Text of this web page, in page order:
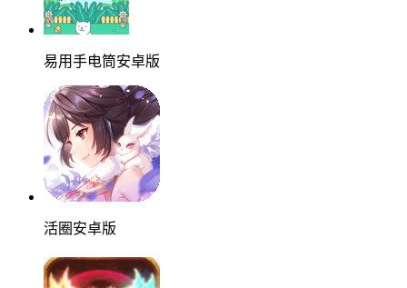
易用手电筒安卓版
活圈安卓版